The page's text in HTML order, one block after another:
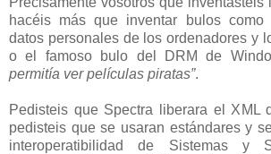
hacéis más que inventar bulos como
datos personales de los ordenadores y
o el famoso bulo del DRM de
permitía ver películas piratas”.
Pedisteis que Spectra liberara el XML
pedisteis que se usaran estándares y
interoperatibilidad de Sistemas y